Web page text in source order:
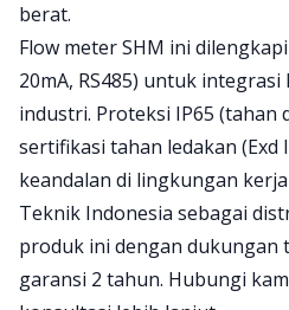
berat.
Flow meter SHM ini
20mA, RS485) untuk
industri. Proteksi IP65 (tahan
sertifikasi tahan ledakan (Exd
keandalan di lingkungan
Teknik Indonesia sebagai
produk ini dengan dukungan
garansi 2 tahun. Hubungi